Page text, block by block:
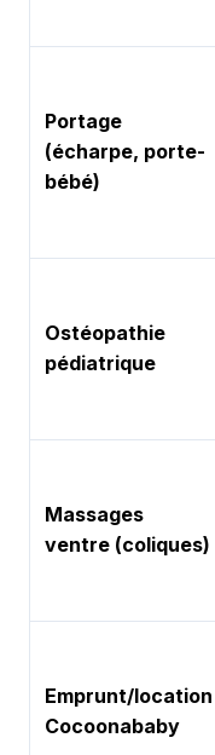
Portage
(écharpe, porte-
bébé)
Ostéopathie
pédiatrique
Massages
ventre (coliques)
Emprunt/location
Cocoonababy